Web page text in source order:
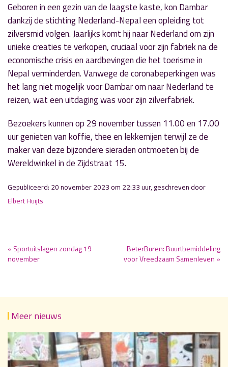
Geboren in een gezin van de laagste kaste, kon Dambar
dankzij de stichting Nederland-Nepal een opleiding tot
zilversmid volgen. Jaarlijks komt hij naar Nederland om zijn
unieke creaties te verkopen, cruciaal voor zijn fabriek na de
economische crisis en aardbevingen die het toerisme in
Nepal verminderden. Vanwege de coronabeperkingen was
het lang niet mogelijk voor Dambar om naar Nederland te
reizen, wat een uitdaging was voor zijn zilverfabriek.
Bezoekers kunnen op 29 november tussen 11.00 en 17.00
uur genieten van koffie, thee en lekkernijen terwijl ze de
maker van deze bijzondere sieraden ontmoeten bij de
Wereldwinkel in de Zijdstraat 15.
Gepubliceerd: 20 november 2023 om 22:33 uur, geschreven door
Elbert Huijts
« Sportuitslagen zondag 19
november
BeterBuren: Buurtbemiddeling
voor Vreedzaam Samenleven »
Meer nieuws